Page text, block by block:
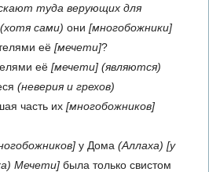
туда верующих для
(хотя сами) они [многобожники]
её [мечети]?
её [мечети] (являются)
(неверия и грехов)
часть их [многобожников]
у Дома (Аллаха) [у
Мечети] была только свистом